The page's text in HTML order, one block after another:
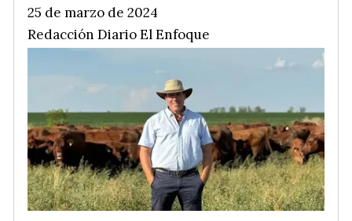
Redacción Diario El Enfoque
25 de marzo de 2024